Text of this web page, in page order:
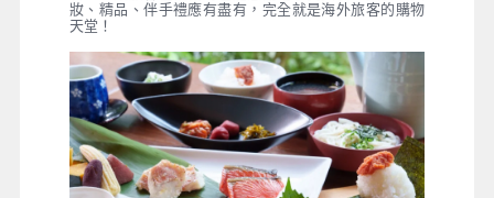
妝、精品、伴手禮應有盡有，完全就是海外旅客的購物
天堂！